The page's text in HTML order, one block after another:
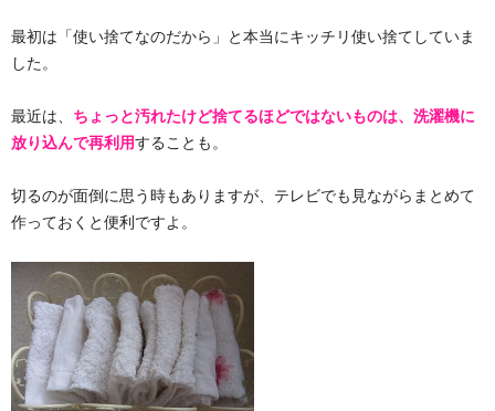
最初は「使い捨てなのだから」と本当にキッチリ使い捨てしていま
した。
最近は、 ちょっと汚れたけど捨てるほどではないものは、洗濯機に
放り込んで再利用することも。
切るのが面倒に思う時もありますが、テレビでも見ながらまとめて
作っておくと便利ですよ。